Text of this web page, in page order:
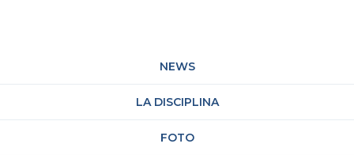
NEWS
LA DISCIPLINA
FOTO